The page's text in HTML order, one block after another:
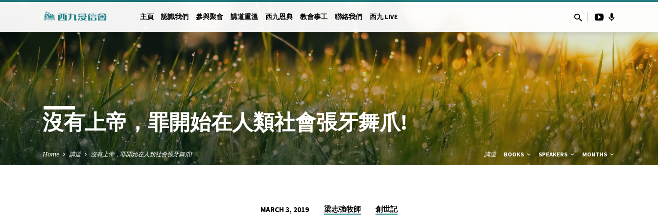
主頁 認識我們 參與聚會 講道重溫 西九恩典 教會事工 聯絡我們 西九 LIVE
沒有上帝，罪開始在人類社會張牙舞爪!
Home 講道 沒有上帝，罪開始在人類社會張牙舞爪! 講道 BOOKS SPEAKERS MONTHS
MARCH 3, 2019 梁志強牧師 創世記